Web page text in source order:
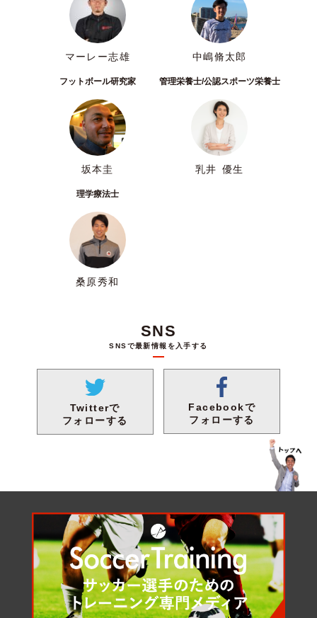
マーレー志雄 中嶋脩太郎
フットボール研究家
坂本圭
管理栄養士/公認スポーツ栄養士
乳井 優生
理学療法士
桑原秀和
SNS
SNSで最新情報を入手する
Twitterで
フォローする
Facebookで
フォローする